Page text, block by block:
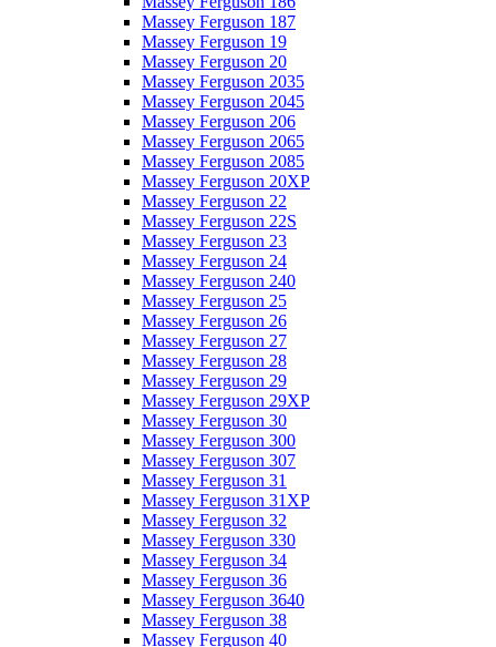
Massey Ferguson 187
Massey Ferguson 19
Massey Ferguson 20
Massey Ferguson 2035
Massey Ferguson 2045
Massey Ferguson 206
Massey Ferguson 2065
Massey Ferguson 2085
Massey Ferguson 20XP
Massey Ferguson 22
Massey Ferguson 22S
Massey Ferguson 23
Massey Ferguson 24
Massey Ferguson 240
Massey Ferguson 25
Massey Ferguson 26
Massey Ferguson 27
Massey Ferguson 28
Massey Ferguson 29
Massey Ferguson 29XP
Massey Ferguson 30
Massey Ferguson 300
Massey Ferguson 307
Massey Ferguson 31
Massey Ferguson 31XP
Massey Ferguson 32
Massey Ferguson 330
Massey Ferguson 34
Massey Ferguson 36
Massey Ferguson 3640
Massey Ferguson 38
Massey Ferguson 40